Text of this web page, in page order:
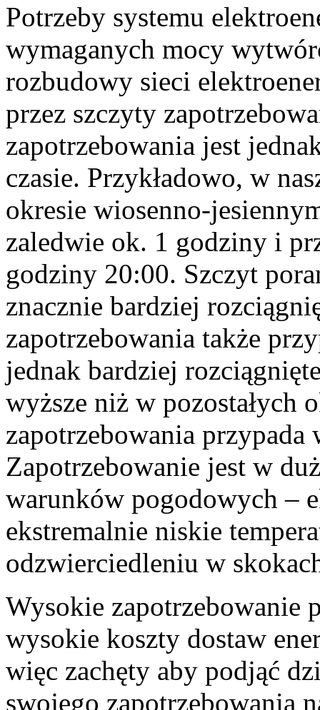
Potrzeby systemu
wymaganych mocy
rozbudowy sieci
przez szczyty
zapotrzebowania jest
czasie. Przykładowo, w
okresie wiosenno-
zaledwie ok. 1 godziny i
godziny 20:00. Szczyt
znacznie bardziej
zapotrzebowania także
jednak bardziej
wyższe niż w pozostałych
zapotrzebowania przypada
Zapotrzebowanie jest w
warunków pogodowych –
ekstremalnie niskie
odzwierciedleniu w
Wysokie zapotrzebowanie
wysokie koszty dostaw
więc zachęty aby podjąć
swojego zapotrzebowania